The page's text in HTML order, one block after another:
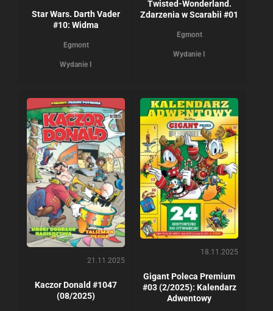
Star Wars. Darth Vader
#10: Widma
Egmont
Wydanie I
Twisted-Wonderland.
Zdarzenia w Scarabii #01
Egmont
Wydanie I
21.11.2025
Kaczor Donald #1047
(08/2025)
18.11.2025
Gigant Poleca Premium
#03 (2/2025): Kalendarz
Adwentowy